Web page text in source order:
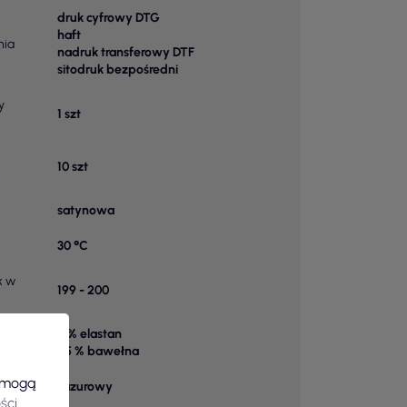
druk cyfrowy DTG
haft
nadruk transferowy DTF
sitodruk bezpośredni
1 szt
10 szt
satynowa
30 °C
w
199 - 200
5 % elastan
95 % bawełna
Lazurowy